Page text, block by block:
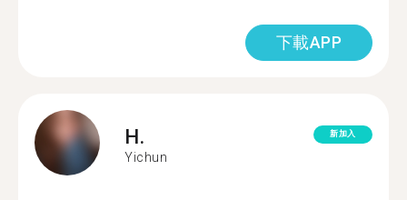
下載APP
H.
Yichun
新加入